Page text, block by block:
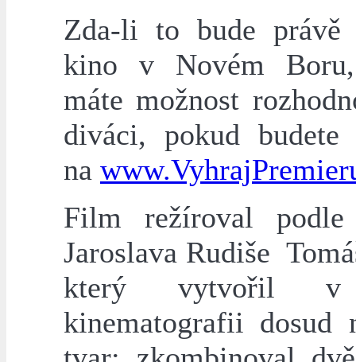
Zda-li to bude právě
kino v Novém
máte možnost
diváci, pokud budete
na
Film režíroval podle
Jaroslava Rudiše
který vytvořil v
kinematografii dosud